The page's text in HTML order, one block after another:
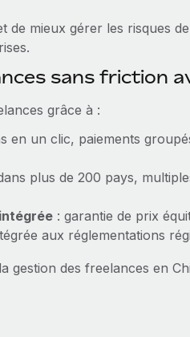
de mieux gérer les risques
sans friction
grâce à :
en un clic, paiements
plus de 200 pays,
: garantie de prix
aux réglementations
gestion des freelances en